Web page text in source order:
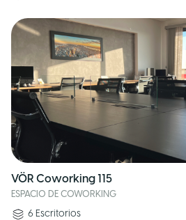
VÖR Coworking 115
ESPACIO DE COWORKING
6 Escritorios